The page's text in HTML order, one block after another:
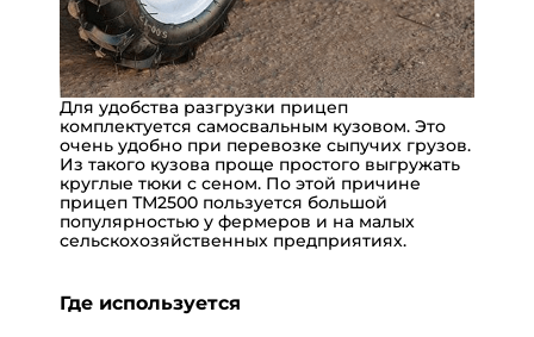
Для удобства разгрузки прицеп
комплектуется самосвальным кузовом. Это
очень удобно при перевозке сыпучих грузов.
Из такого кузова проще простого выгружать
круглые тюки с сеном. По этой причине
прицеп ТМ2500 пользуется большой
популярностью у фермеров и на малых
сельскохозяйственных предприятиях.
Где используется